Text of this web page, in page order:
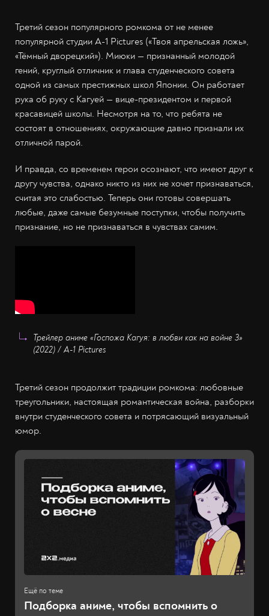
Третий сезон популярного ромкома от не менее
популярной студии A-1 Pictures («Твоя апрельская ложь»,
«Тёмный дворецкий»). Миюки — признанный молодой
гений, круглый отличник и глава студенческого совета
одной из самых престижных школ Японии. Он работает
рука об руку с Кагуей — вице-президентом и первой
красавицей школы. Несмотря на то, что ребята не
состоят в отношениях, окружающие давно признали их
отличной парой.
И правда, со временем герои осознают, что имеют друг к
другу чувства, однако никто из них не хочет признаваться,
считая это слабостью. Теперь они готовы совершать
любые, даже самые безумные поступки, чтобы получить
признание, но не признаваться в чувствах самим.
Трейлер аниме «Госпожа Кагуя: в любви как на войне 3»
(2022) / A-1 Pictures
Третий сезон продолжит традиции ромкома: любовные
треугольники, настоящая романтическая война, разборки
внутри студенческого совета и потрясающий визуальный
юмор.
Подборка аниме, чтобы вспомнить о